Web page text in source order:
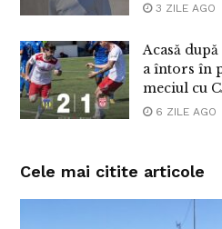
3 ZILE AGO
Acasă
a întors în
meciul cu
6 ZILE AGO
Cele mai citite articole